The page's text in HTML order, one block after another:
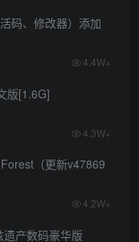
码、修改器）添加
4.4W+
版[1.6G]
4.3W+
（更新v47869
4.2W+
产数码豪华版